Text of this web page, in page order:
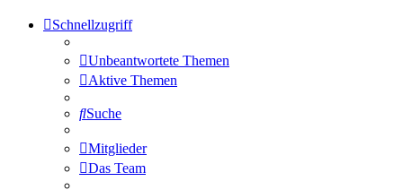
Schnellzugriff
Unbeantwortete Themen
Aktive Themen
Suche
Mitglieder
Das Team